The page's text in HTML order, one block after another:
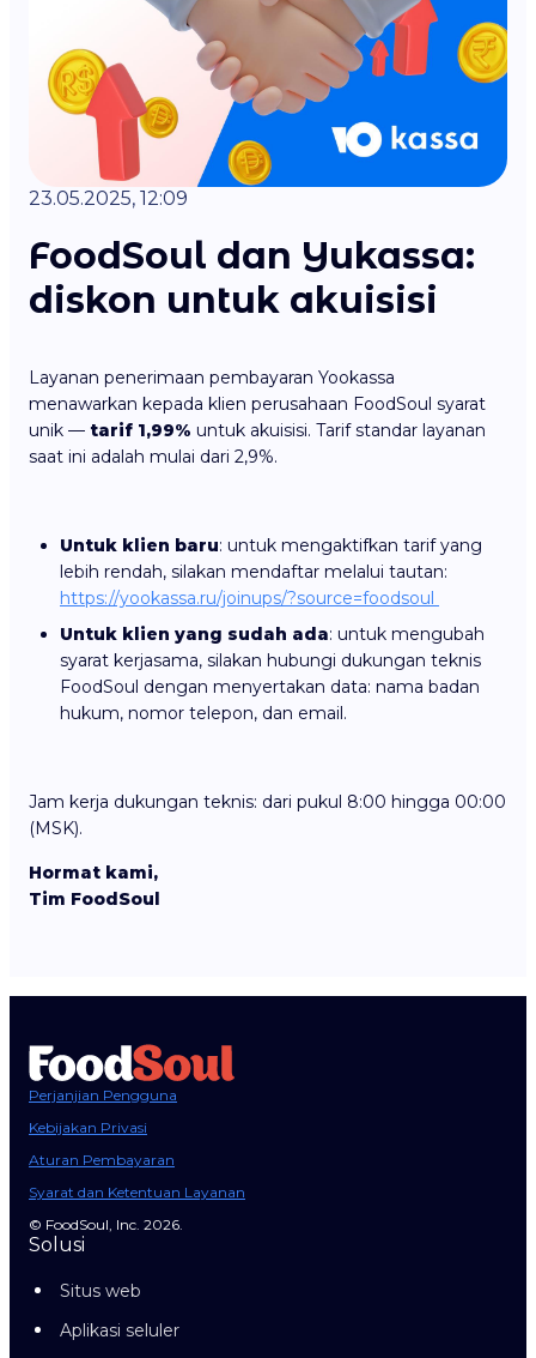
23.05.2025, 12:09
FoodSoul dan Yukassa:
diskon untuk akuisisi
Layanan penerimaan pembayaran Yookassa
menawarkan kepada klien perusahaan FoodSoul syarat
unik — tarif 1,99% untuk akuisisi. Tarif standar layanan
saat ini adalah mulai dari 2,9%.
Untuk klien baru: untuk mengaktifkan tarif yang
lebih rendah, silakan mendaftar melalui tautan:
https://yookassa.ru/joinups/?source=foodsoul
Untuk klien yang sudah ada: untuk mengubah
syarat kerjasama, silakan hubungi dukungan teknis
FoodSoul dengan menyertakan data: nama badan
hukum, nomor telepon, dan email.
Jam kerja dukungan teknis: dari pukul 8:00 hingga 00:00
(MSK).
Hormat kami,
Tim FoodSoul
Perjanjian Pengguna
Kebijakan Privasi
Aturan Pembayaran
Syarat dan Ketentuan Layanan
© FoodSoul, Inc. 2026.
Solusi
Situs web
Aplikasi seluler